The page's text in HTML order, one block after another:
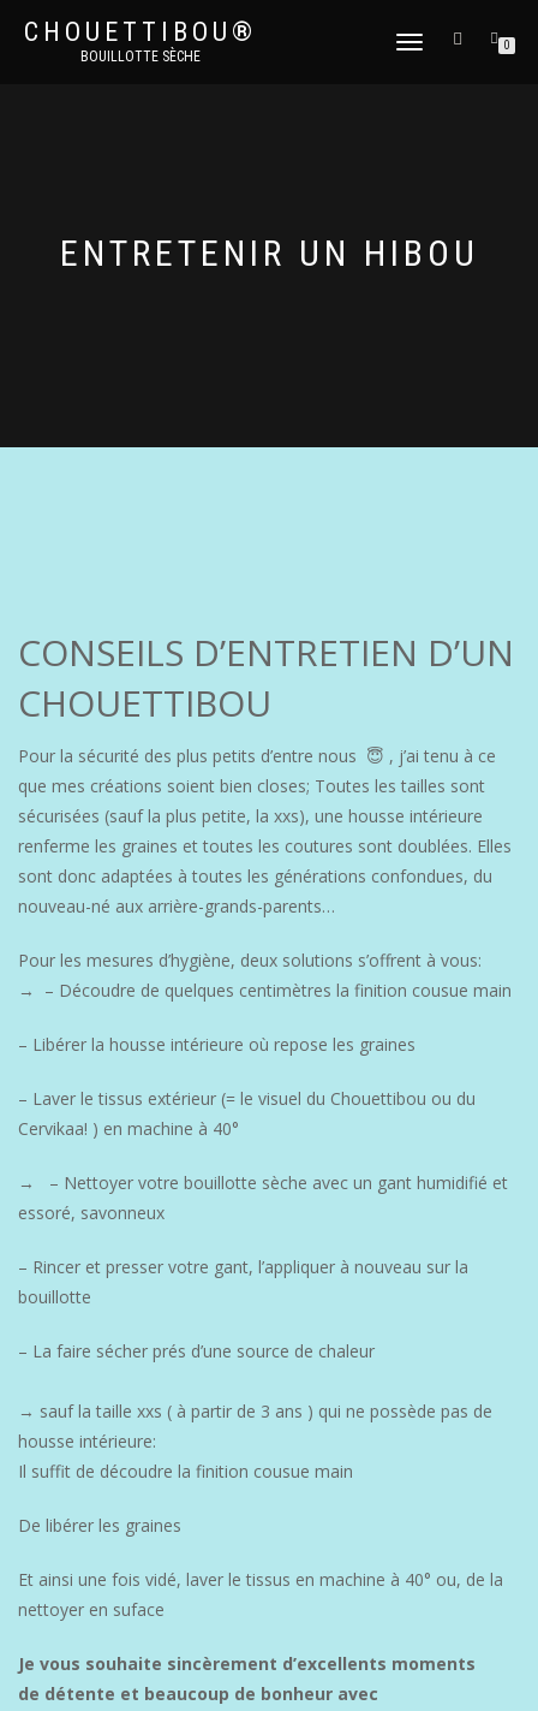
CHOUETTIBOU®
BOUILLOTTE SÈCHE
DÉPLIER
0
ENTRETENIR UN HIBOU
CONSEILS D’ENTRETIEN D’UN
CHOUETTIBOU
Pour la sécurité des plus petits d’entre nous 😇 , j’ai tenu à ce
que mes créations soient bien closes; Toutes les tailles sont
sécurisées (sauf la plus petite, la xxs), une housse intérieure
renferme les graines et toutes les coutures sont doublées. Elles
sont donc adaptées à toutes les générations confondues, du
nouveau-né aux arrière-grands-parents…
Pour les mesures d’hygiène, deux solutions s’offrent à vous:
→ – Découdre de quelques centimètres la finition cousue main
– Libérer la housse intérieure où repose les graines
– Laver le tissus extérieur (= le visuel du Chouettibou ou du
Cervikaa! ) en machine à 40°
→ – Nettoyer votre bouillotte sèche avec un gant humidifié et
essoré, savonneux
– Rincer et presser votre gant, l’appliquer à nouveau sur la
bouillotte
– La faire sécher prés d’une source de chaleur
→ sauf la taille xxs ( à partir de 3 ans ) qui ne possède pas de
housse intérieure:
Il suffit de découdre la finition cousue main
De libérer les graines
Et ainsi une fois vidé, laver le tissus en machine à 40° ou, de la
nettoyer en suface
Je vous souhaite sincèrement d’excellents moments
de détente et beaucoup de bonheur avec